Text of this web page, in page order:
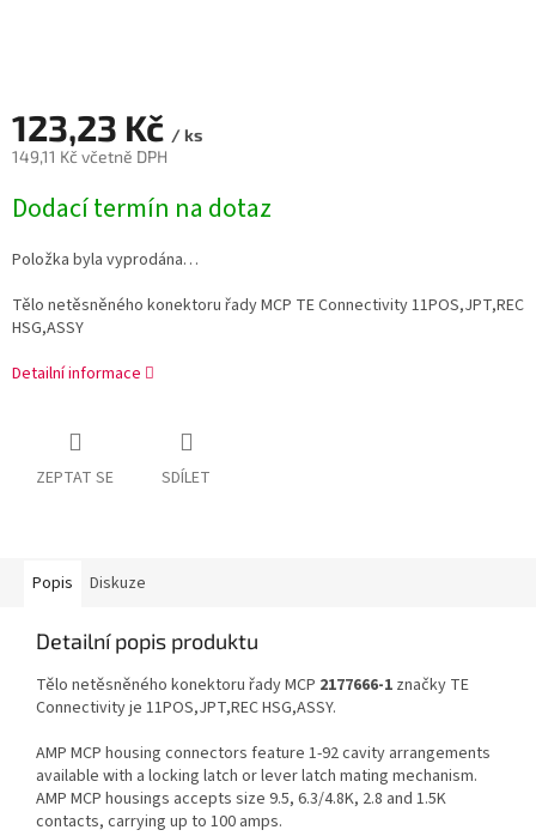
123,23 Kč / ks
149,11 Kč včetně DPH
cena:
Dodací termín na dotaz
Položka byla vyprodána…
Tělo netěsněného konektoru řady MCP TE Connectivity 11POS,JPT,REC
HSG,ASSY
Detailní informace
ZEPTAT SE SDÍLET
Popis Diskuze
Detailní popis produktu
Tělo netěsněného konektoru řady MCP 2177666-1 značky TE
Connectivity je 11POS,JPT,REC HSG,ASSY.
AMP MCP housing connectors feature 1-92 cavity arrangements
available with a locking latch or lever latch mating mechanism.
AMP MCP housings accepts size 9.5, 6.3/4.8K, 2.8 and 1.5K
contacts, carrying up to 100 amps.